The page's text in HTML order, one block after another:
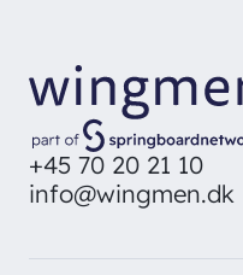
+45 70 20 21 10
info@wingmen.dk